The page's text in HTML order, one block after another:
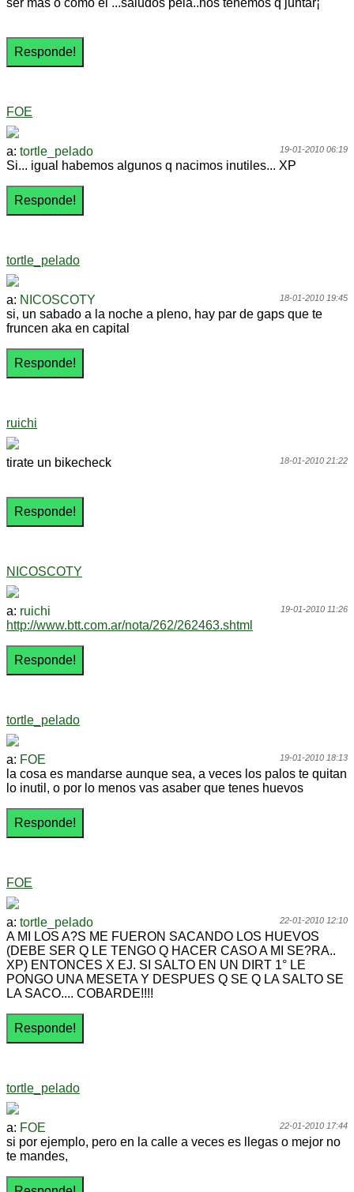
FOE
19-01-2010 06:19
a: tortle_pelado
Si... igual habemos algunos q nacimos inutiles... XP
tortle_pelado
18-01-2010 19:45
a: NICOSCOTY
si, un sabado a la noche a pleno, hay par de gaps que te
fruncen aka en capital
ruichi
18-01-2010 21:22
tirate un bikecheck
NICOSCOTY
19-01-2010 11:26
a: ruichi
http://www.btt.com.ar/nota/262/262463.shtml
tortle_pelado
19-01-2010 18:13
a: FOE
la cosa es mandarse aunque sea, a veces los palos te quitan
lo inutil, o por lo menos vas asaber que tenes huevos
FOE
22-01-2010 12:10
a: tortle_pelado
A MI LOS A?S ME FUERON SACANDO LOS HUEVOS
(DEBE SER Q LE TENGO Q HACER CASO A MI SE?RA..
XP) ENTONCES X EJ. SI SALTO EN UN DIRT 1° LE
PONGO UNA MESETA Y DESPUES Q SE Q LA SALTO SE
LA SACO.... COBARDE!!!!
tortle_pelado
22-01-2010 17:44
a: FOE
si por ejemplo, pero en la calle a veces es llegas o mejor no
te mandes,